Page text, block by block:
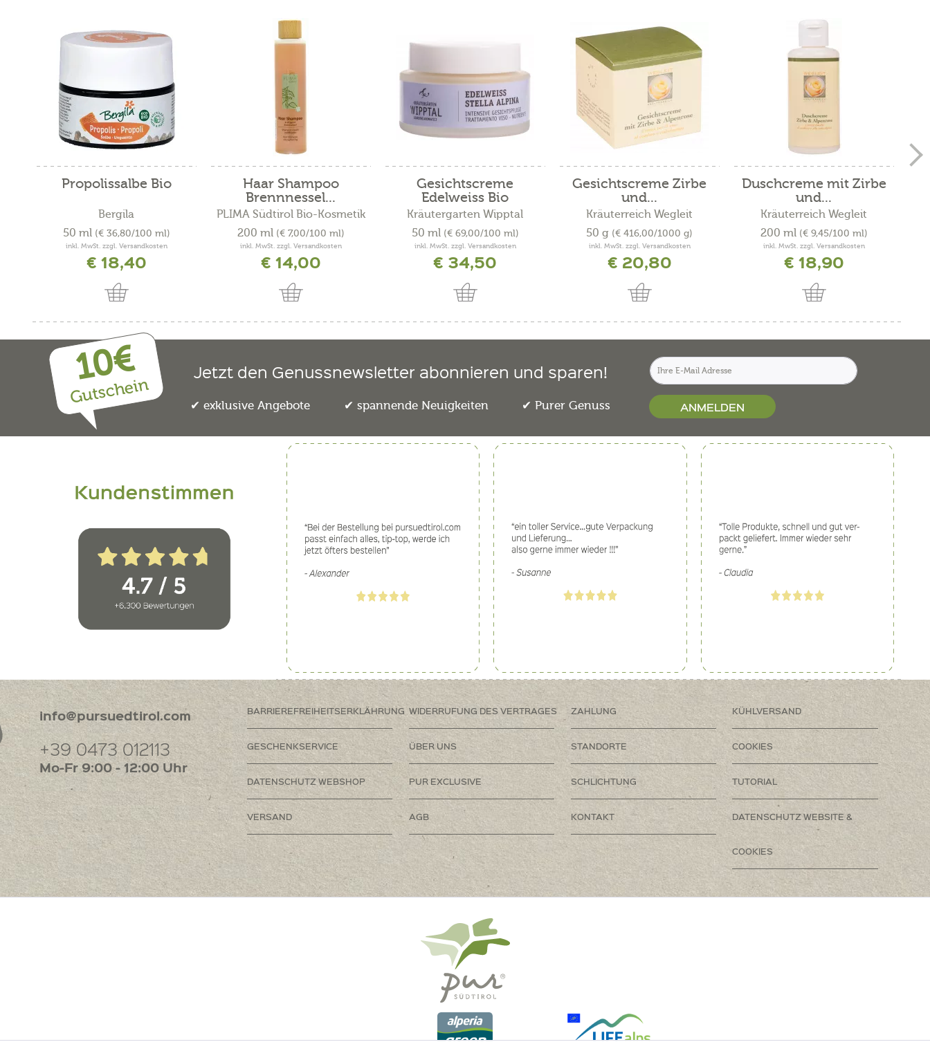
Propolissalbe Bio
Bergila
50 ml (€ 36,80/100 ml)
inkl. MwSt. zzgl. Versandkosten
€ 18,40
Haar Shampoo
Brennnessel...
PLIMA Südtirol Bio-Kosmetik
200 ml (€ 7,00/100 ml)
inkl. MwSt. zzgl. Versandkosten
€ 14,00
Gesichtscreme
Edelweiss Bio
Kräutergarten Wipptal
50 ml (€ 69,00/100 ml)
inkl. MwSt. zzgl. Versandkosten
€ 34,50
Gesichtscreme Zirbe
und...
Kräuterreich Wegleit
50 g (€ 416,00/1000 g)
inkl. MwSt. zzgl. Versandkosten
€ 20,80
Duschcreme mit Zirbe
und...
Kräuterreich Wegleit
200 ml (€ 9,45/100 ml)
inkl. MwSt. zzgl. Versandkosten
€ 18,90
10€
Gutschein
Jetzt den Genussnewsletter abonnieren und sparen!
exklusive Angebote spannende Neuigkeiten Purer Genuss ANMELDEN
info@pursuedtirol.com
+39 0473 012113
Mo-Fr 9:00 - 12:00 Uhr
BARRIEREFREIHEITSERKLÄHRUNG WIDERRUFUNG DES VERTRAGES ZAHLUNG KÜHLVERSAND
GESCHENKSERVICE ÜBER UNS STANDORTE COOKIES
DATENSCHUTZ WEBSHOP PUR EXCLUSIVE SCHLICHTUNG TUTORIAL
VERSAND AGB KONTAKT DATENSCHUTZ WEBSITE &
COOKIES